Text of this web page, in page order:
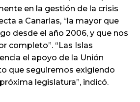
en la gestión de la crisis
a Canarias, “la mayor que
desde el año 2006, y que nos
completo”. “Las Islas
el apoyo de la Unión
que seguiremos exigiendo
legislatura”, indicó.